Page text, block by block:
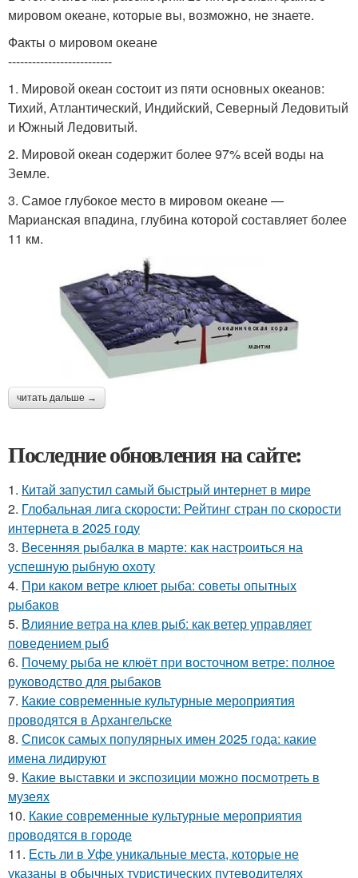
мировом океане, которые вы, возможно, не знаете.
Факты о мировом океане
--------------------------
1. Мировой океан состоит из пяти основных океанов:
Тихий, Атлантический, Индийский, Северный Ледовитый
и Южный Ледовитый.
2. Мировой океан содержит более 97% всей воды на
Земле.
3. Самое глубокое место в мировом океане —
Марианская впадина, глубина которой составляет более
11 км.
читать дальше →
Последние обновления на сайте:
1. Китай запустил самый быстрый интернет в мире
2. Глобальная лига скорости: Рейтинг стран по скорости
интернета в 2025 году
3. Весенняя рыбалка в марте: как настроиться на
успешную рыбную охоту
4. При каком ветре клюет рыба: советы опытных
рыбаков
5. Влияние ветра на клев рыб: как ветер управляет
поведением рыб
6. Почему рыба не клюёт при восточном ветре: полное
руководство для рыбаков
7. Какие современные культурные мероприятия
проводятся в Архангельске
8. Список самых популярных имен 2025 года: какие
имена лидируют
9. Какие выставки и экспозиции можно посмотреть в
музеях
10. Какие современные культурные мероприятия
проводятся в городе
11. Есть ли в Уфе уникальные места, которые не
указаны в обычных туристических путеводителях